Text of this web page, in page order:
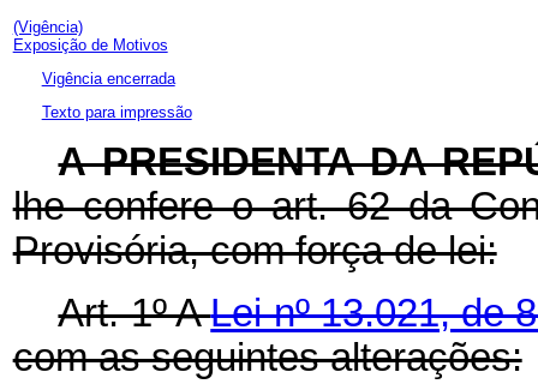
(Vigência)
Exposição de Motivos
Vigência encerrada
Texto para impressão
A PRESIDENTA DA
lhe confere o art. 62 da
Provisória, com força de lei:
Art. 1º ALei nº 13.021, de
com as seguintes alterações: